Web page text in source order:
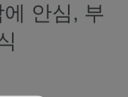
안심, 부